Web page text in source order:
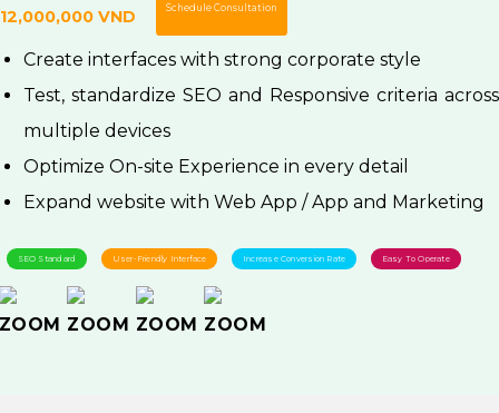
Contact Us Schedule Consultation
Create interfaces with strong corporate style
Test, standardize SEO and Responsive criteria across
multiple devices
Optimize On-site Experience in every detail
Expand website with Web App / App and Marketing
SEO Standard User-Friendly Interface Increase Conversion Rate Easy To Operate